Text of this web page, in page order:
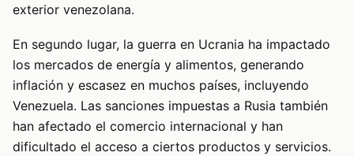
exterior venezolana.
En segundo lugar, la guerra en Ucrania ha impactado
los mercados de energía y alimentos, generando
inflación y escasez en muchos países, incluyendo
Venezuela. Las sanciones impuestas a Rusia también
han afectado el comercio internacional y han
dificultado el acceso a ciertos productos y servicios.